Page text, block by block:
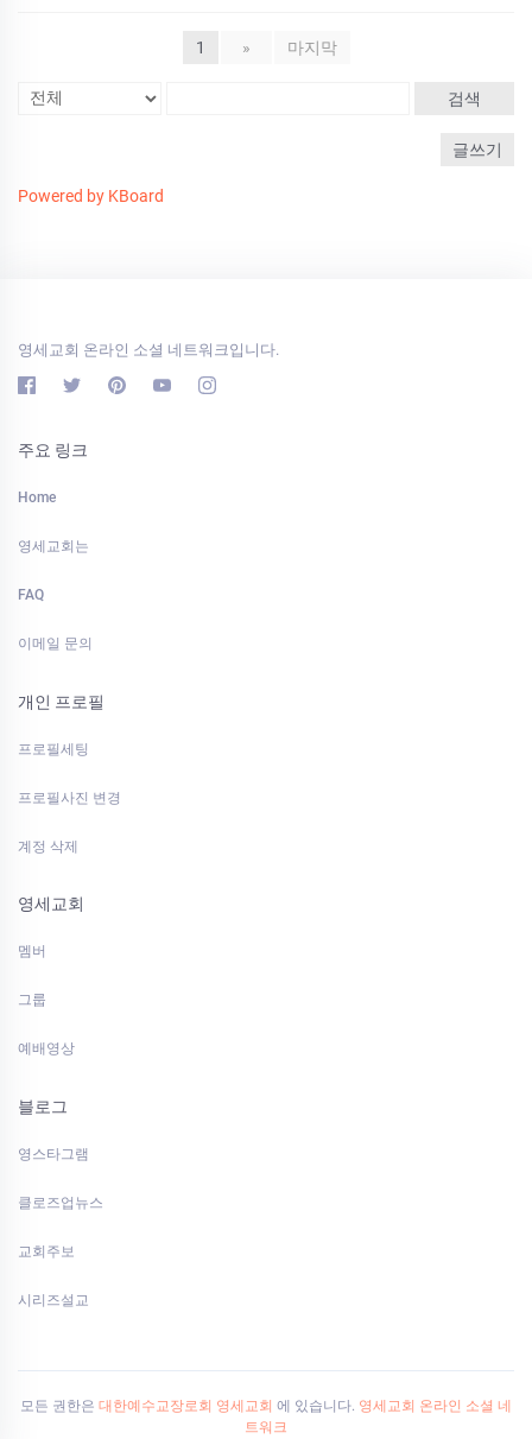
1 » 마지막
검색
글쓰기
Powered by KBoard
영세교회 온라인 소셜 네트워크입니다.
주요 링크
Home
영세교회는
FAQ
이메일 문의
개인 프로필
프로필세팅
프로필사진 변경
계정 삭제
영세교회
멤버
그룹
예배영상
블로그
영스타그램
클로즈업뉴스
교회주보
시리즈설교
모든 권한은 대한예수교장로회 영세교회 에 있습니다. 영세교회 온라인 소셜 네
트워크